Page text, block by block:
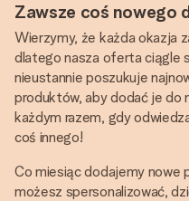
Zawsze coś nowego
Wierzymy, że każda okazja
dlatego nasza oferta ciągle
nieustannie poszukuje
produktów, aby dodać je do
każdym razem, gdy
coś innego!
Co miesiąc dodajemy nowe
możesz spersonalizować,